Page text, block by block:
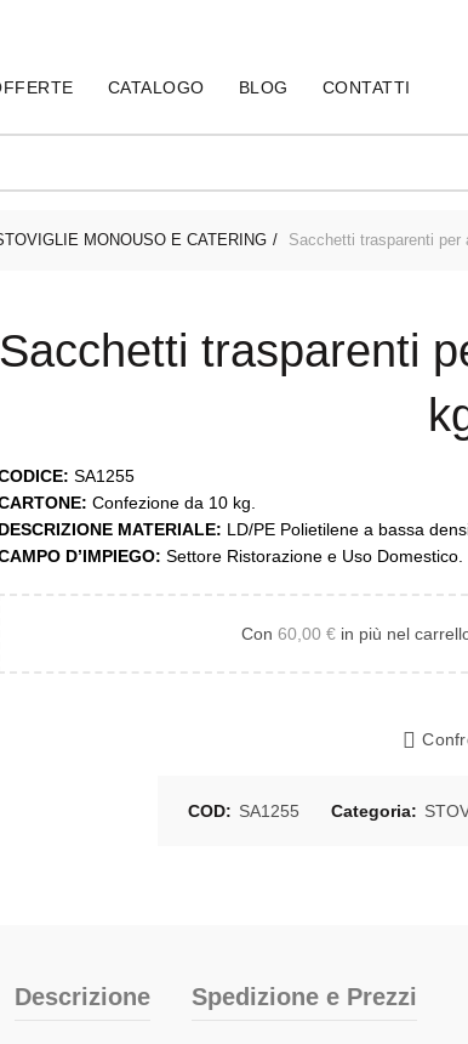
CATALOGO BLOG CONTATTI
MONOUSO E CATERING Sacchetti trasparenti
Sacchetti trasparenti
SA1255
Confezione da 10 kg.
DESCRIZIONE MATERIALE: LD/PE Polietilene a bassa
D’IMPIEGO: Settore Ristorazione e Uso Domestico.
Con 60,00 €in più nel
COD: SA1255 Categoria:
Descrizione Spedizione e Prezzi